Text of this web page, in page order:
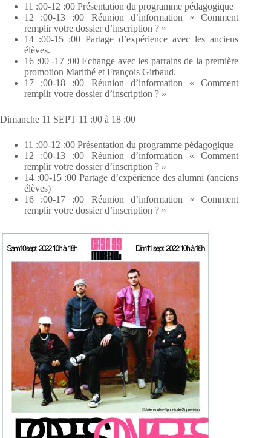
11 :00-12 :00 Présentation du programme pédagogique
12 :00-13 :00 Réunion d’information « Comment
remplir votre dossier d’inscription ? »
14 :00-15 :00 Partage d’expérience avec les anciens
élèves.
16 :00 -17 :00 Echange avec les parrains de la première
promotion Marithé et François Girbaud.
17 :00-18 :00 Réunion d’information « Comment
remplir votre dossier d’inscription ? »
Dimanche 11 SEPT 11 :00 à 18 :00
11 :00-12 :00 Présentation du programme pédagogique
12 :00-13 :00 Réunion d’information « Comment
remplir votre dossier d’inscription ? »
14 :00-15 :00 Partage d’expérience des alumni (anciens
élèves)
16 :00-17 :00 Réunion d’information « Comment
remplir votre dossier d’inscription ? »